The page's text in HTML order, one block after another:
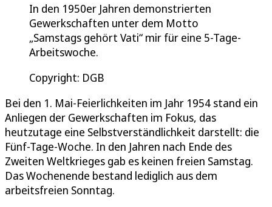
In den 1950er Jahren demonstrierten
Gewerkschaften unter dem Motto
„Samstags gehört Vati“ mir für eine 5-Tage-
Arbeitswoche.
Copyright: DGB
Bei den 1. Mai-Feierlichkeiten im Jahr 1954 stand ein
Anliegen der Gewerkschaften im Fokus, das
heutzutage eine Selbstverständlichkeit darstellt: die
Fünf-Tage-Woche. In den Jahren nach Ende des
Zweiten Weltkrieges gab es keinen freien Samstag.
Das Wochenende bestand lediglich aus dem
arbeitsfreien Sonntag.